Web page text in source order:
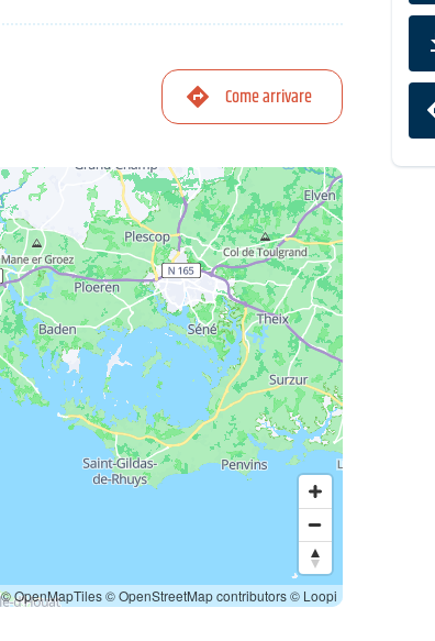
Come arrivare
© OpenMapTiles© OpenStreetMap contributors© Loopi